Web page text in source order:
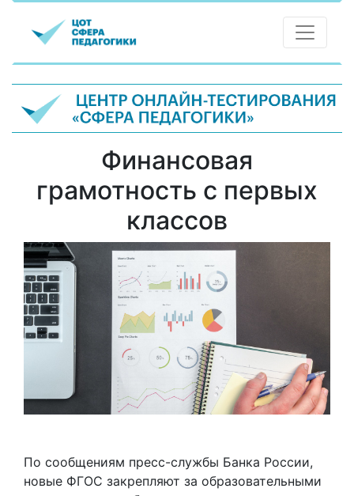
Финансовая
грамотность с первых
классов
По сообщениям пресс-службы Банка России,
новые ФГОС закрепляют за образовательными